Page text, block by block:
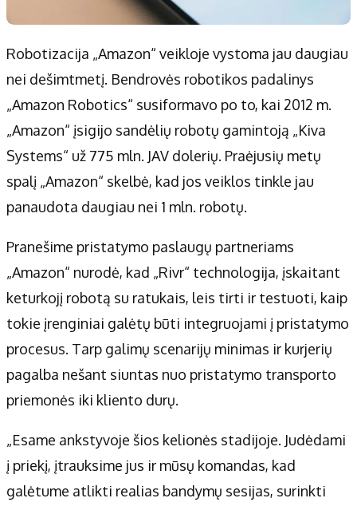
Robotizacija „Amazon“ veikloje vystoma jau daugiau
nei dešimtmetį. Bendrovės robotikos padalinys
„Amazon Robotics“ susiformavo po to, kai 2012 m.
„Amazon“ įsigijo sandėlių robotų gamintoją „Kiva
Systems“ už 775 mln. JAV dolerių. Praėjusių metų
spalį „Amazon“ skelbė, kad jos veiklos tinkle jau
panaudota daugiau nei 1 mln. robotų.
Pranešime pristatymo paslaugų partneriams
„Amazon“ nurodė, kad „Rivr“ technologija, įskaitant
keturkojį robotą su ratukais, leis tirti ir testuoti, kaip
tokie įrenginiai galėtų būti integruojami į pristatymo
procesus. Tarp galimų scenarijų minimas ir kurjerių
pagalba nešant siuntas nuo pristatymo transporto
priemonės iki kliento durų.
„Esame ankstyvoje šios kelionės stadijoje. Judėdami
į priekį, įtrauksime jus ir mūsų komandas, kad
galėtume atlikti realias bandymų sesijas, surinkti